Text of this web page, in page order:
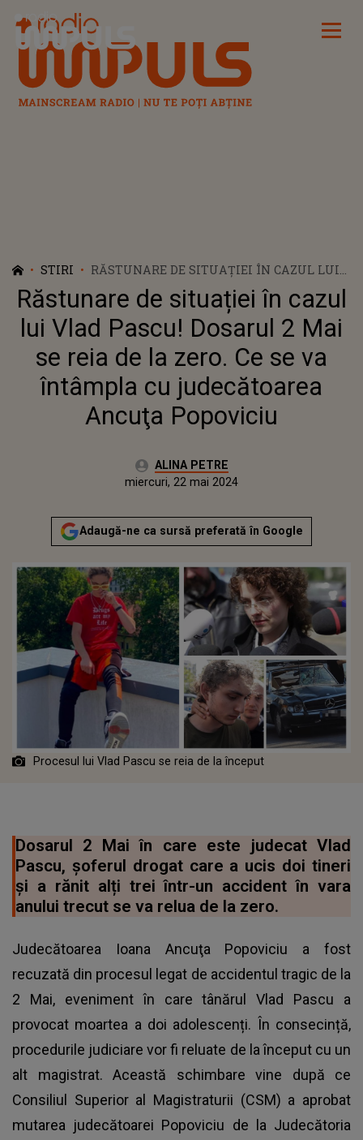
Radio Impuls
STIRI
RĂSTUNARE DE SITUAȚIEI ÎN CAZUL LUI
VLAD PASCU! DOSARUL 2 MAI SE REIA DE
LA ZERO. CE SE VA ÎNTÂMPLA CU
JUDECĂTOAREA ANCUŢA POPOVICIU
Răstunare de situației în cazul
lui Vlad Pascu! Dosarul 2 Mai
se reia de la zero. Ce se va
întâmpla cu judecătoarea
Ancuţa Popoviciu
Autor:ALINA PETRE
Publicat:
miercuri, 22 mai 2024
Adaugă-ne ca sursă preferată în Google
Procesul lui Vlad Pascu se reia de la început
Dosarul 2 Mai în care este judecat Vlad
Pascu, şoferul drogat care a ucis doi tineri
și a rănit alți trei într-un accident în vara
anului trecut se va relua de la zero.
Judecătoarea Ioana Ancuţa Popoviciu a fost
recuzată din procesul legat de accidentul tragic de la
2 Mai, eveniment în care tânărul Vlad Pascu a
provocat moartea a doi adolescenți. În consecință,
procedurile judiciare vor fi reluate de la început cu un
alt magistrat. Această schimbare vine după ce
Consiliul Superior al Magistraturii (CSM) a aprobat
mutarea judecătoarei Popoviciu de la Judecătoria